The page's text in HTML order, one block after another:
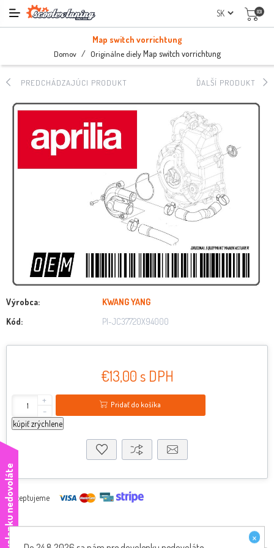
(0)
Map switch vorrichtung
Domov / Originálne diely Map switch vorrichtung
PREDCHÁDZAJÚCI PRODUKT ĎALŠÍ PRODUKT
Výrobca:
KWANG YANG
Kód:
PI-JC37720X94000
€13,00 s DPH
+
-
Pridať do košíka
kúpiť zrýchlene
Akceptujeme
×